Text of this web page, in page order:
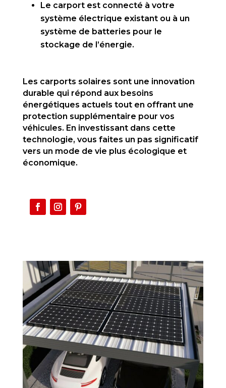
Le carport est connecté à votre
système électrique existant ou à un
système de batteries pour le
stockage de l’énergie.
Les carports solaires sont une innovation
durable qui répond aux besoins
énergétiques actuels tout en offrant une
protection supplémentaire pour vos
véhicules. En investissant dans cette
technologie, vous faites un pas significatif
vers un mode de vie plus écologique et
économique.